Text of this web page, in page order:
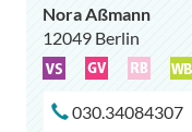
Nora Aßmann
12049 Berlin
030.34084307